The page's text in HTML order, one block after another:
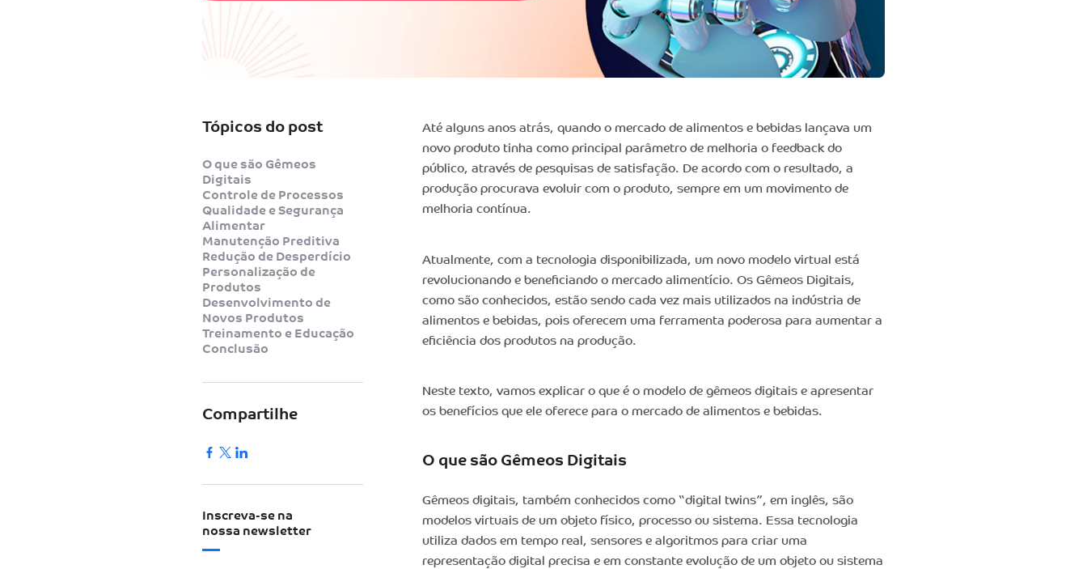
Tópicos do post
O que são Gêmeos
Digitais
Controle de Processos
Qualidade e Segurança
Alimentar
Manutenção Preditiva
Redução de Desperdício
Personalização de
Produtos
Desenvolvimento de
Novos Produtos
Treinamento e Educação
Conclusão
Compartilhe
Inscreva-se na
nossa newsletter
Até alguns anos atrás, quando o mercado de alimentos e bebidas lançava um
novo produto tinha como principal parâmetro de melhoria o feedback do
público, através de pesquisas de satisfação. De acordo com o resultado, a
produção procurava evoluir com o produto, sempre em um movimento de
melhoria contínua.
Atualmente, com a tecnologia disponibilizada, um novo modelo virtual está
revolucionando e beneficiando o mercado alimentício. Os Gêmeos Digitais,
como são conhecidos, estão sendo cada vez mais utilizados na indústria de
alimentos e bebidas, pois oferecem uma ferramenta poderosa para aumentar a
eficiência dos produtos na produção.
Neste texto, vamos explicar o que é o modelo de gêmeos digitais e apresentar
os benefícios que ele oferece para o mercado de alimentos e bebidas.
O que são Gêmeos Digitais
Gêmeos digitais, também conhecidos como “digital twins”, em inglês, são
modelos virtuais de um objeto físico, processo ou sistema. Essa tecnologia
utiliza dados em tempo real, sensores e algoritmos para criar uma
representação digital precisa e em constante evolução de um objeto ou sistema